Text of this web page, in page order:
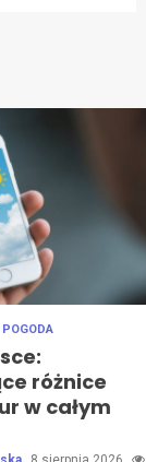
POGODA
różnice
w całym